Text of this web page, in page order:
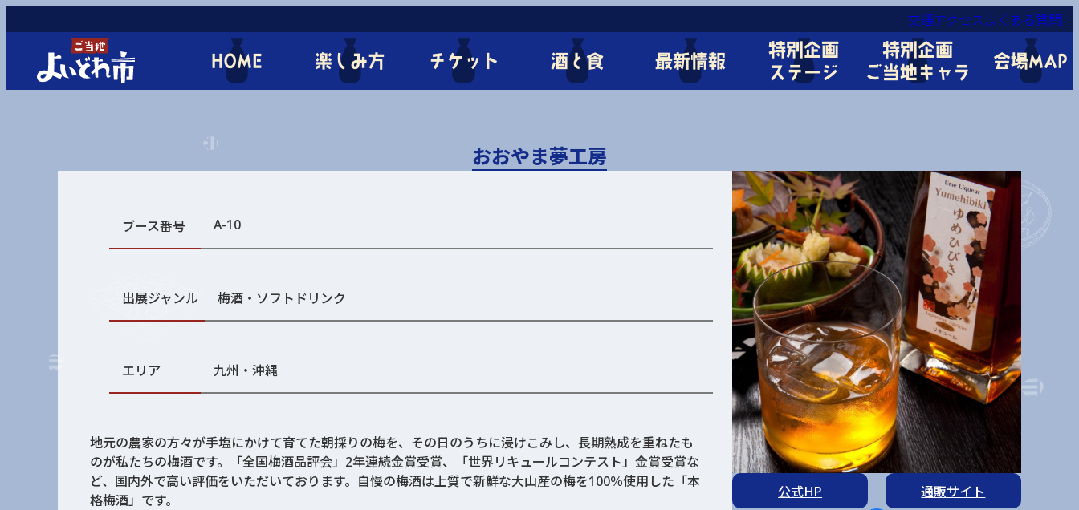
交通アクセスよくある質問
HOME 楽しみ方 チケット 酒と食 最新情報
特別企画
ステージ
特別企画
ご当地キャラ
会場MAP
おおやま夢工房
ブース番号 A-10
出展ジャンル 梅酒・ソフトドリンク
エリア 九州・沖縄
地元の農家の方々が手塩にかけて育てた朝採りの梅を、その日のうちに浸けこみし、長期熟成を重ねたも
のが私たちの梅酒です。「全国梅酒品評会」2年連続金賞受賞、「世界リキュールコンテスト」金賞受賞な
ど、国内外で高い評価をいただいております。自慢の梅酒は上質で新鮮な大山産の梅を100％使用した「本
格梅酒」です。
公式HP 通販サイト